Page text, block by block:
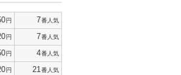
円 7番人気
円 7番人気
円 4番人気
円 21 番人気